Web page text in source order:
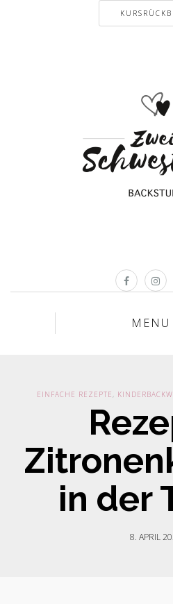
MENU
EINFACHE REZEPTE,
in der
8. APRIL